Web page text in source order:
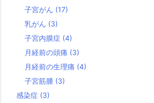
子宮がん (17)
乳がん (3)
子宮内膜症 (4)
月経前の頭痛 (3)
月経前の生理痛 (4)
子宮筋腫 (3)
感染症 (3)